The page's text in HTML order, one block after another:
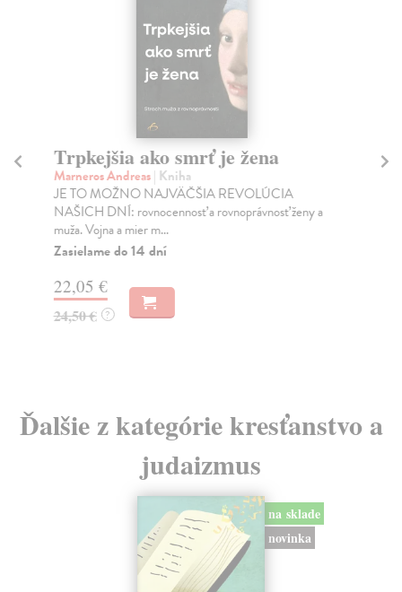
Trpkejšia ako smrť je žena
Marneros Andreas| Kniha
JE TO MOŽNO NAJVÄČŠIA REVOLÚCIA
NAŠICH DNÍ: rovnocennosť a rovnoprávnosť ženy a
muža. Vojna a mier m...
Zasielame do 14 dní
22,05 €
24,50 € ?
Ďalšie z kategórie kresťanstvo a
judaizmus
na sklade
novinka